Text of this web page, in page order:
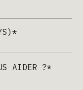
AIDER ?*